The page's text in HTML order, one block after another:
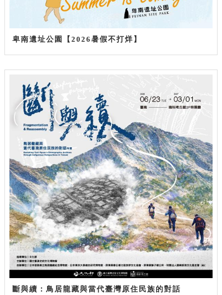
卑南遺址公園【2026暑假不打烊】
斷與續：鳥居龍藏與當代臺灣原住民族的對話